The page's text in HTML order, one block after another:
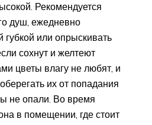
Рекомендуется
душ, ежедневно
губкой или опрыскивать
сохнут и желтеют
цветы влагу не любят, и
их от попадания
не опали. Во время
в помещении, где стоит